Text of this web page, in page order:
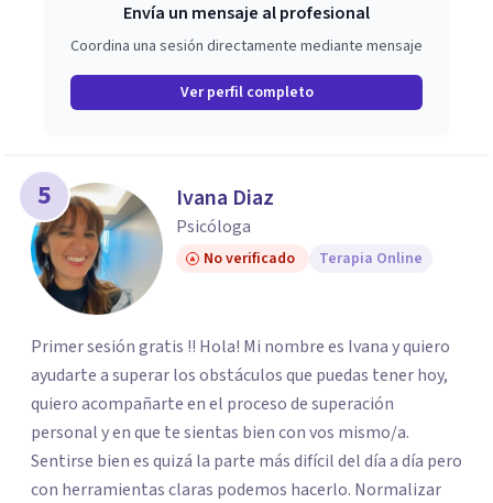
Envía un mensaje al profesional
Coordina una sesión directamente mediante mensaje
Ver perfil completo
5 Ivana Diaz
Psicóloga
No verificado Terapia Online
Primer sesión gratis !! Hola! Mi nombre es Ivana y quiero
ayudarte a superar los obstáculos que puedas tener hoy,
quiero acompañarte en el proceso de superación
personal y en que te sientas bien con vos mismo/a.
Sentirse bien es quizá la parte más difícil del día a día pero
con herramientas claras podemos hacerlo. Normalizar